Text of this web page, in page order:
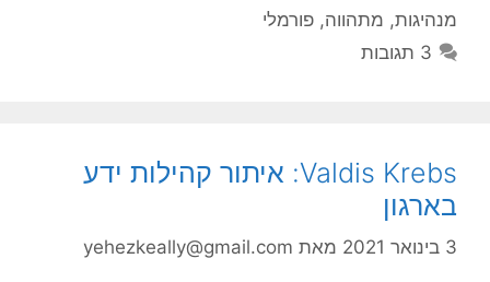
מנהיגות, מתהווה, פורמלי
3 תגובות
Valdis Krebs: איתור קהילות ידע
בארגון
3 בינואר 2021 מאת yehezkeally@gmail.com